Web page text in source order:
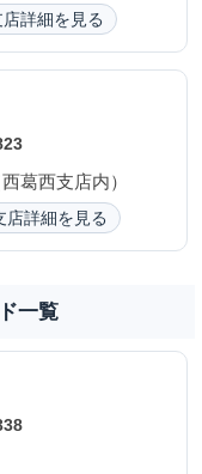
詳細を見る
葛西支店内）
店詳細を見る
一覧